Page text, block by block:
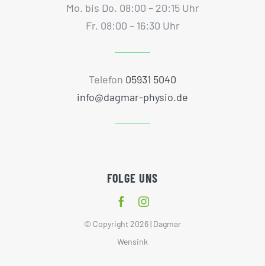
Mo. bis Do. 08:00 – 20:15 Uhr
Fr. 08:00 – 16:30 Uhr
Telefon 05931 5040
info@dagmar-physio.de
FOLGE UNS
© Copyright 2026 | Dagmar
Wensink